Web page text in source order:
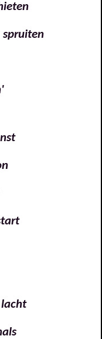
spruiten